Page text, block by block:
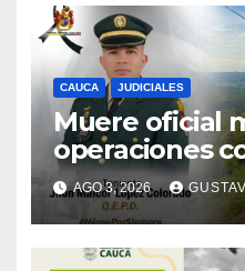
CAUCA JUDICIALES
Muere oficial
operaciones
el sur del
AGO 3, 2026